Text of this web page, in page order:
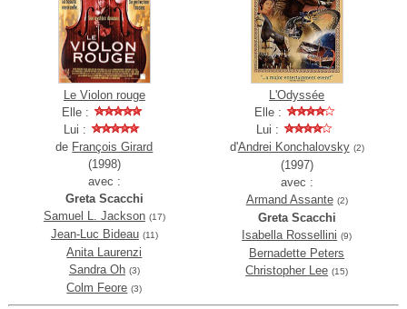
Le Violon rouge
Elle :
Lui :
de François Girard
(1998)
avec :
Greta Scacchi
Samuel L. Jackson (17)
Jean-Luc Bideau (11)
Anita Laurenzi
Sandra Oh (3)
Colm Feore (3)
L'Odyssée
Elle :
Lui :
d'Andrei Konchalovsky (2)
(1997)
avec :
Armand Assante (2)
Greta Scacchi
Isabella Rossellini (9)
Bernadette Peters
Christopher Lee (15)